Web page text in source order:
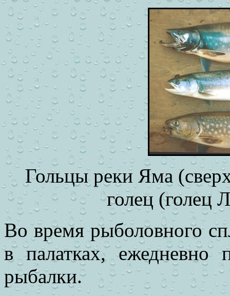
Гольцы реки Яма
голец (голец
Во времярыболовного
в палатках,
рыбалки.